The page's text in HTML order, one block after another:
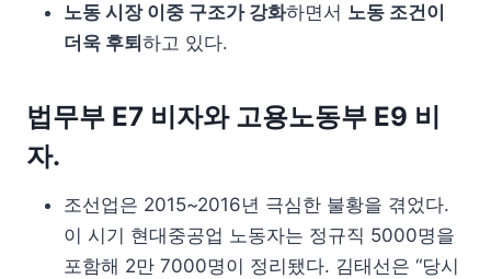
노동 시장 이중 구조가 강화하면서 노동 조건이
더욱 후퇴 하고 있다.
법무부 E7 비자와 고용노동부 E9 비
자.
조선업은 2015~2016년 극심한 불황을 겪었다.
이 시기 현대중공업 노동자는 정규직 5000명을
포함해 2만 7000명이 정리됐다. 김태선은 “당시